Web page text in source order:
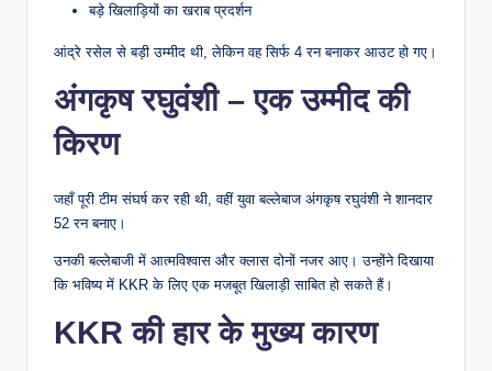
बड़े खिलाड़ियों का खराब प्रदर्शन
आंद्रे रसेल से बड़ी उम्मीद थी, लेकिन वह सिर्फ 4 रन बनाकर आउट हो गए।
अंगकृष रघुवंशी – एक उम्मीद की
किरण
जहाँ पूरी टीम संघर्ष कर रही थी, वहीं युवा बल्लेबाज अंगकृष रघुवंशी ने शानदार
52 रन बनाए।
उनकी बल्लेबाजी में आत्मविश्वास और क्लास दोनों नजर आए। उन्होंने दिखाया
कि भविष्य में KKR के लिए एक मजबूत खिलाड़ी साबित हो सकते हैं।
KKR की हार के मुख्य कारण